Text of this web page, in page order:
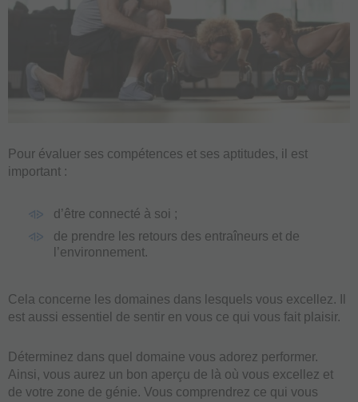
Pour évaluer ses compétences et ses aptitudes, il est
important :
d’être connecté à soi ;
de prendre les retours des entraîneurs et de
l’environnement.
Cela concerne les domaines dans lesquels vous excellez. Il
est aussi essentiel de sentir en vous ce qui vous fait plaisir.
Déterminez dans quel domaine vous adorez performer.
Ainsi, vous aurez un bon aperçu de là où vous excellez et
de votre zone de génie. Vous comprendrez ce qui vous